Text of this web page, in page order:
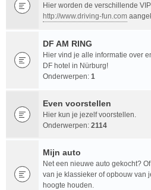
Hier worden de verschillende
http://www.driving-fun.com
DF AM RING
Hier vind je alle informatie over
DF hotel in Nürburg!
Onderwerpen: 1
Even voorstellen
Hier kun je jezelf voorstellen.
Onderwerpen: 2114
Mijn auto
Net een nieuwe auto gekocht?
van je klassieker of opbouw van
hoogte houden.